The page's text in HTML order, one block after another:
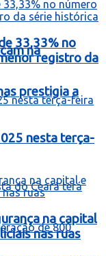
na
prestigia a
33,33% no
registro da
nesta terça-
na capital
nas ruas